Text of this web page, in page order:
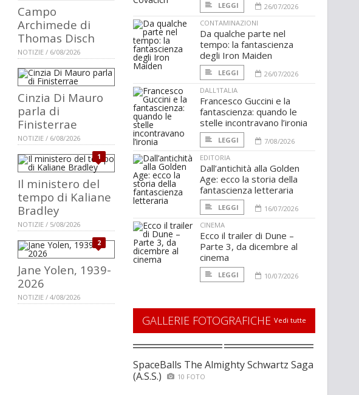
Campo
Archimede di
Thomas Disch
NOTIZIE / 6/08/2026
Cinzia Di Mauro
parla di
Finisterrae
NOTIZIE / 6/08/2026
1
Il ministero del
tempo di Kaliane
Bradley
NOTIZIE / 5/08/2026
2
Jane Yolen, 1939-
2026
NOTIZIE / 4/08/2026
LEGGI
26/07/2026
CONTAMINAZIONI
Da qualche parte nel
tempo: la fantascienza
degli Iron Maiden
LEGGI
26/07/2026
DALL'ITALIA
Francesco Guccini e la
fantascienza: quando le
stelle incontravano l’ironia
LEGGI
7/08/2026
EDITORIA
Dall’antichità alla Golden
Age: ecco la storia della
fantascienza letteraria
LEGGI
16/07/2026
CINEMA
Ecco il trailer di Dune –
Parte 3, da dicembre al
cinema
LEGGI 10/07/2026
GALLERIE FOTOGRAFICHE Vedi tutte
SpaceBalls The Almighty Schwartz Saga
(A.S.S.)
10 FOTO